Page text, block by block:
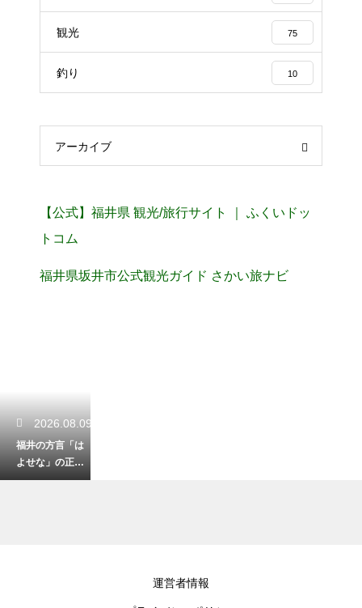
観光 75
釣り 10
アーカイブ
【公式】福井県 観光/旅行サイト ｜ ふくいドッ
トコム
福井県坂井市公式観光ガイド さかい旅ナビ
2026.08.09
福井の方言「は
よせな」の正し
い意味と使い
運営者情報